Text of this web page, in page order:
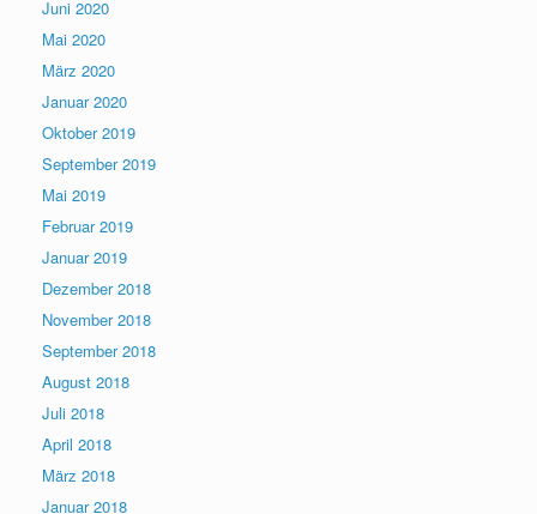
Juni 2020
Mai 2020
März 2020
Januar 2020
Oktober 2019
September 2019
Mai 2019
Februar 2019
Januar 2019
Dezember 2018
November 2018
September 2018
August 2018
Juli 2018
April 2018
März 2018
Januar 2018